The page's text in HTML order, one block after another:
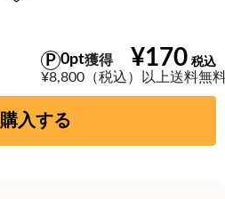
¥170
0pt獲得
¥8,800（税込）以上送料無
購入する